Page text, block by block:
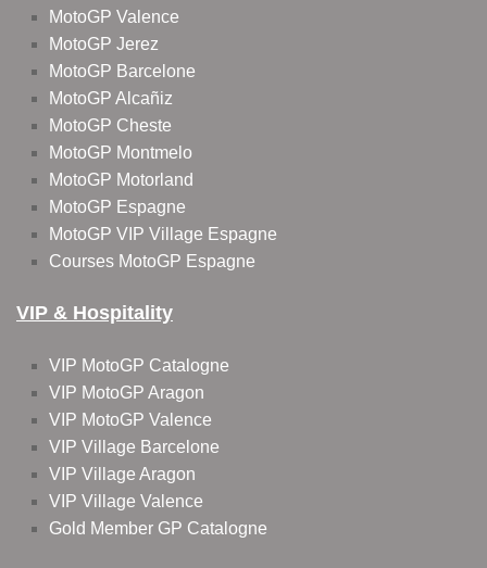
MotoGP Valence
MotoGP Jerez
MotoGP Barcelone
MotoGP Alcañiz
MotoGP Cheste
MotoGP Montmelo
MotoGP Motorland
MotoGP Espagne
MotoGP VIP Village Espagne
Courses MotoGP Espagne
VIP & Hospitality
VIP MotoGP Catalogne
VIP MotoGP Aragon
VIP MotoGP Valence
VIP Village Barcelone
VIP Village Aragon
VIP Village Valence
Gold Member GP Catalogne